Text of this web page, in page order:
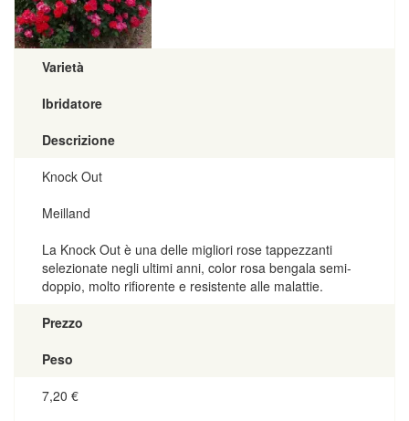
Varietà
Ibridatore
Descrizione
Knock Out
Meilland
La Knock Out è una delle migliori rose tappezzanti
selezionate negli ultimi anni, color rosa bengala semi-
doppio, molto rifiorente e resistente alle malattie.
Prezzo
Peso
7,20 €